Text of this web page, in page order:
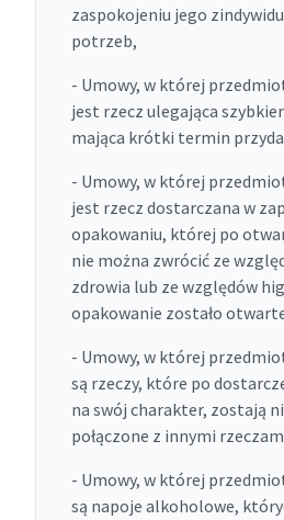
zaspokojeniu jego
potrzeb,
- Umowy, w której
jest rzecz ulegająca
mająca krótki termin
- Umowy, w której
jest rzecz dostarczana w
opakowaniu, której po
nie można zwrócić ze
zdrowia lub ze względów
opakowanie zostało
- Umowy, w której
są rzeczy, które po
na swój charakter, zostają
połączone z innymi
- Umowy, w której
są napoje alkoholowe,